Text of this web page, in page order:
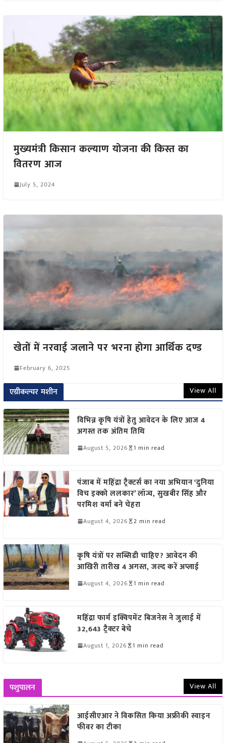
मुख्यमंत्री किसान कल्याण योजना की किस्त का
वितरण आज
July 5, 2024
खेतों में नरवाई जलाने पर भरना होगा आर्थिक दण्ड
February 6, 2025
एग्रीकल्चर मशीन View All
विभिन्न कृषि यंत्रों हेतु आवेदन के लिए आज 4
अगस्त तक अंतिम तिथि
August 5, 2026 1 min read
पंजाब में महिंद्रा ट्रैक्टर्स का नया अभियान ‘दुनिया
विच इक्को ललकार’ लॉन्च, सुखबीर सिंह और
परमिश वर्मा बने चेहरा
August 4, 2026 2 min read
कृषि यंत्रों पर सब्सिडी चाहिए? आवेदन की
आखिरी तारीख 4 अगस्त, जल्द करें अप्लाई
August 4, 2026 1 min read
महिंद्रा फार्म इक्विपमेंट बिजनेस ने जुलाई में
32,643 ट्रैक्टर बेचे
August 1, 2026 1 min read
पशुपालन View All
आईसीएआर ने विकसित किया अफ्रीकी स्वाइन
फीवर का टीका